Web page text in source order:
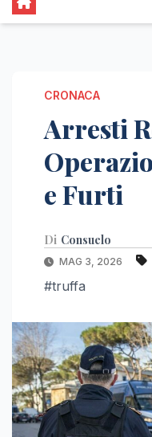
CRONACA
Arresti
e Furti
Di Consuelo
MAG 3, 2026
#truffa